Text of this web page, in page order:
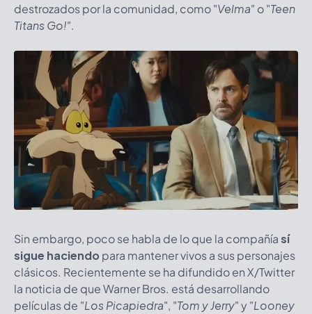
destrozados por la comunidad, como "Velma" o "Teen
Titans Go!".
Sin embargo, poco se habla de lo que la compañíasí
sigue haciendo para mantener vivos a sus personajes
clásicos. Recientemente se ha difundido en X/Twitter
la noticia de que Warner Bros. está desarrollando
películas de "Los Picapiedra", "Tom y Jerry" y "Looney